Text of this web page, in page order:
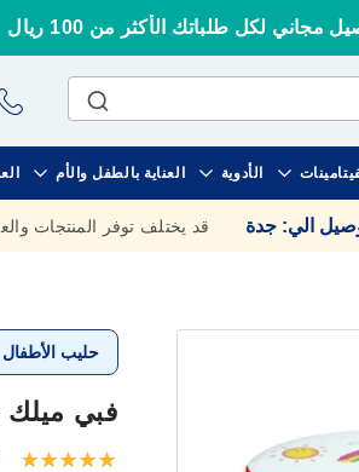
مجاني لكل طلباتك الأكثر من 100 ريال
الأدوية العناية بالطفل والأم
الي: جدة قد يختلف توفر المنتجات
حليب الأطفال
فبي ميلك حليب
تقييم: